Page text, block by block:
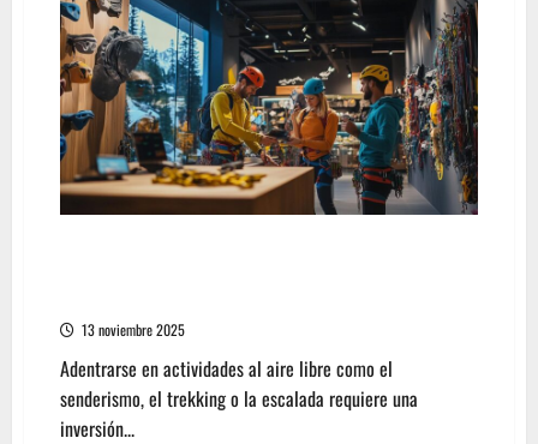
13 noviembre 2025
Adentrarse en actividades al aire libre como el
senderismo, el trekking o la escalada requiere una
inversión...